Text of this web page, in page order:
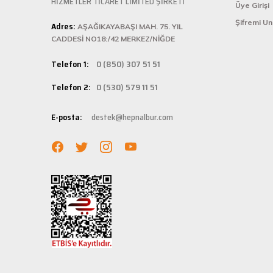
Deneyimini Paylaş
istediğiniz
bilgilere
Hızlı
adresinize
Adres: AŞAĞIKAYABAŞI MAH. 75. YIL
CADDESİ NO18:/42 MERKEZ/NİĞDE
Telefon 1: 0 (850) 307 51 51
Telefon 2: 0 (530) 579 11 51
E-posta: destek@hepnalbur.com
Üye Girişi
Şifremi